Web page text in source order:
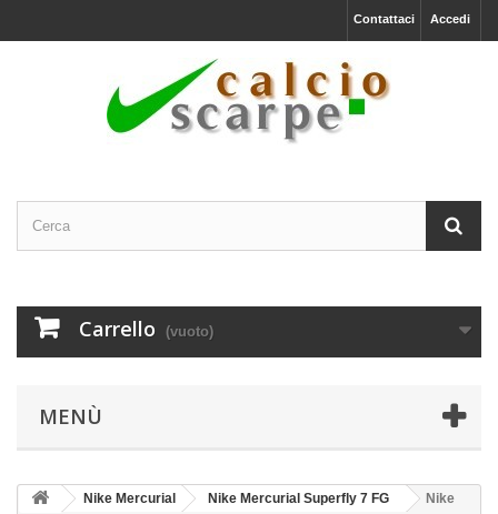
Accedi
Contattaci
Carrello (vuoto)
MENÙ
Nike Mercurial Nike Mercurial Superfly 7 FG
Nike